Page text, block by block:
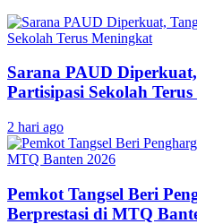
Sarana PAUD
Partisipasi Sekolah
2 hari ago
Pemkot Tangsel Beri
Berprestasi di MTQ